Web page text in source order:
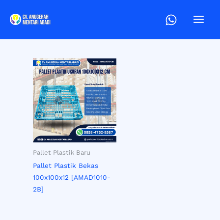
Pallet Plastik Baru
Pallet Plastik Bekas
100x100x12 [AMAD1010-
2B]